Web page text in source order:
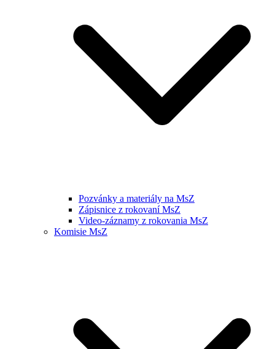
Pozvánky a materiály na MsZ
Zápisnice z rokovaní MsZ
Video-záznamy z rokovania MsZ
Komisie MsZ